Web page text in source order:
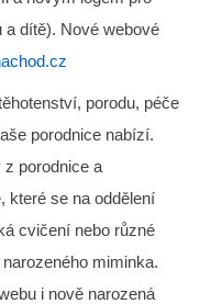
a dítě). Nové webové
porodu, péče
porodnice nabízí.
z porodnice a
které se na oddělení
cvičení nebo různé
miminka.
i nově narozená